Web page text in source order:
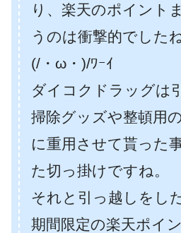
り、楽天のポイント
うのは衝撃的でしたね
(/・ω・)/ﾜｰｲ
ダイコクドラッグは
掃除グッズや整頓用
に重用させて貰った
た切っ掛けですね。
それと引っ越しをし
期間限定の楽天ポイ